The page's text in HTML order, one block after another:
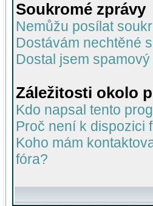
Soukromé zprávy
Nemůžu posílat
Dostávám nechtěné
Dostal jsem
Záležitosti okolo
Kdo napsal tento
Proč není k dispozici
Koho mám
fóra?